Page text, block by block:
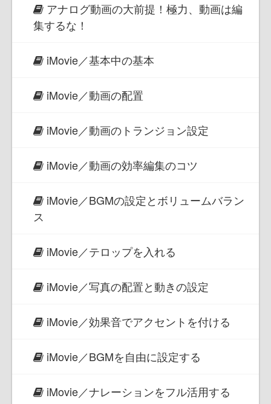
アナログ動画の大前提！極力、動画は編
集するな！
iMovie／基本中の基本
iMovie／動画の配置
iMovie／動画のトランジョン設定
iMovie／動画の効率編集のコツ
iMovie／BGMの設定とボリュームバラン
ス
iMovie／テロップを入れる
iMovie／写真の配置と動きの設定
iMovie／効果音でアクセントを付ける
iMovie／BGMを自由に設定する
iMovie／ナレーションをフル活用する